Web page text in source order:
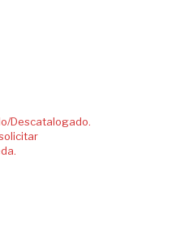
Descatalogado.